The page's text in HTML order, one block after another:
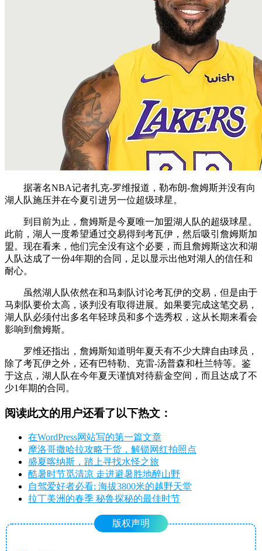
据著名NBA记者扎克-罗维报道，勒布朗-詹姆斯并没有向
湖人队施压并在今夏引进另一位超级球星。
到目前为止，詹姆斯是今夏唯一加盟湖人队的超级球星。
此前，湖人一度希望通过交易得到考瓦伊，然后吸引詹姆斯加
盟。现在看来，他们完全没有这个必要，而且詹姆斯这次和湖
人队达成了一份4年期的合同，足以显示出他对湖人的信任和
耐心。
虽然湖人队依然在和马刺队讨论考瓦伊的交易，但是由于
马刺队要价太高，谈判没有取得进展。如果要完成这笔交易，
湖人队必须付出多名年轻球员和多个选秀权，这从长期来看会
影响到詹姆斯。
罗维还指出，詹姆斯知道明年夏天有不少大牌自由球员，
除了考瓦伊之外，还有巴特勒、克雷-汤普森和杜兰特等。鉴
于这点，湖人队在今年夏天谨慎对待薪金空间，而且达成了不
少1年期的合同。
阅读此文的用户还看了以下热文：
在WordPress网站写的第一篇文章
摩洛哥撒哈拉攻略干货，解锁网红拍照点
盛夏喀纳斯，踏上寻找水怪之旅
酷暑时节觅清凉 走进避暑胜地醉山野
自驾爱好者必看: 海拔3800米的越野天堂
拉丁美洲的春季 秘鲁探秘的最佳时节
版权声明